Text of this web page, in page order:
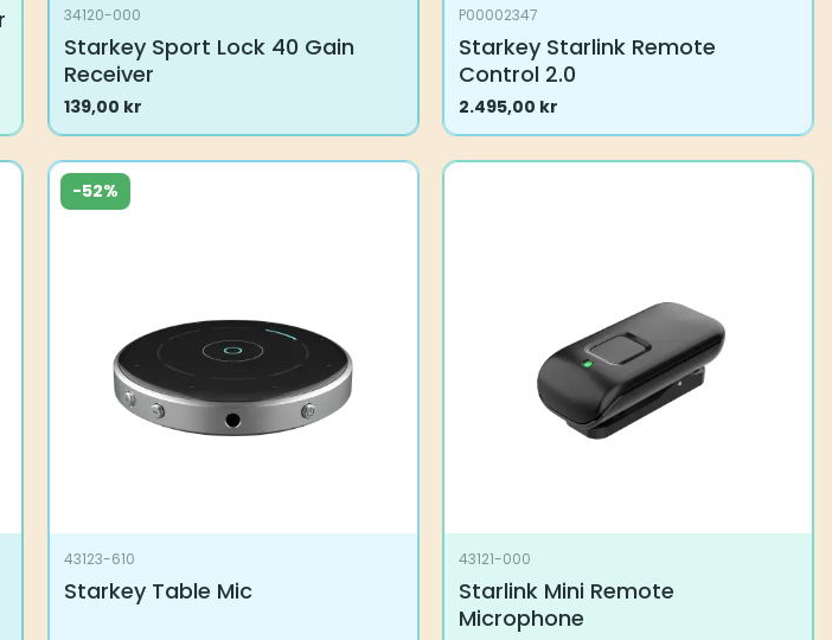
34120-000
Starkey Sport Lock 40 Gain
Receiver
139,00 kr
P00002347
Starkey Starlink Remote
Control 2.0
2.495,00 kr
-52%
43123-610
Starkey Table Mic
43121-000
Starlink Mini Remote
Microphone